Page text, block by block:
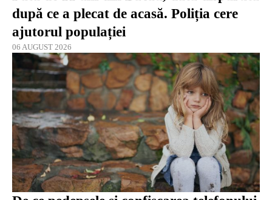
după ce a plecat de acasă. Poliția cere
ajutorul populației
06 AUGUST 2026